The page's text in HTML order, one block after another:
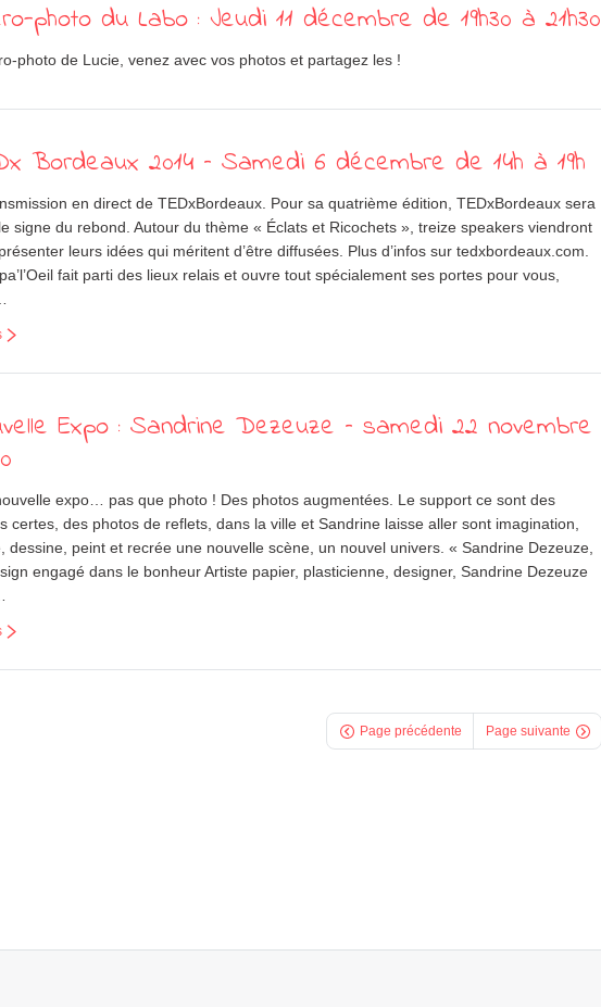
photo du Labo : Jeudi 11 décembre de 19h30 à 21h30
photo de Lucie, venez avec vos photos et partagez les !
Bordeaux 2014 – Samedi 6 décembre de 14h à 19h
en direct de TEDxBordeaux. Pour sa quatrième édition, TEDxBordeaux sera
signe du rebond. Autour du thème « Éclats et Ricochets », treize speakers viendront
leurs idées qui méritent d’être diffusées. Plus d’infos sur tedxbordeaux.com.
fait parti des lieux relais et ouvre tout spécialement ses portes pour vous,
Expo : Sandrine Dezeuze – samedi 22 novembre
expo… pas que photo ! Des photos augmentées. Le support ce sont des
certes, des photos de reflets, dans la ville et Sandrine laisse aller sont imagination,
dessine, peint et recrée une nouvelle scène, un nouvel univers. « Sandrine Dezeuze,
engagé dans le bonheur Artiste papier, plasticienne, designer, Sandrine Dezeuze
Page précédente Page suivante